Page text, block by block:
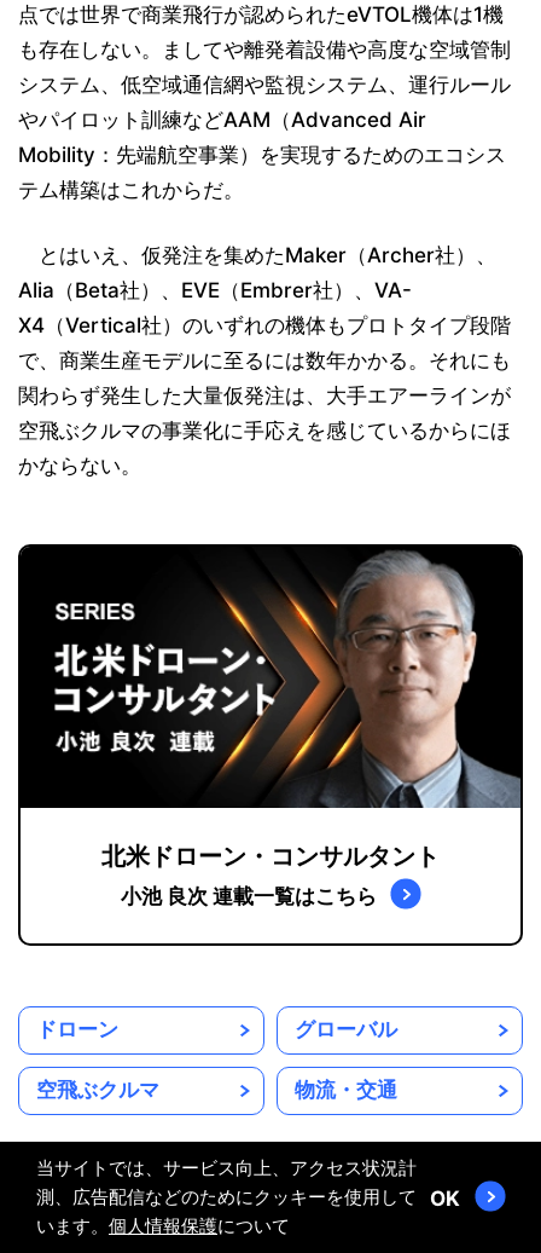
点では世界で商業飛行が認められたeVTOL機体は1機
も存在しない。ましてや離発着設備や高度な空域管制
システム、低空域通信網や監視システム、運行ルール
やパイロット訓練などAAM（Advanced Air
Mobility：先端航空事業）を実現するためのエコシス
テム構築はこれからだ。
とはいえ、仮発注を集めたMaker（Archer社）、
Alia（Beta社）、EVE（Embrer社）、VA-
X4（Vertical社）のいずれの機体もプロトタイプ段階
で、商業生産モデルに至るには数年かかる。それにも
関わらず発生した大量仮発注は、大手エアーラインが
空飛ぶクルマの事業化に手応えを感じているからにほ
かならない。
北米ドローン・コンサルタント
小池 良次 連載一覧はこちら
ドローン グローバル
空飛ぶクルマ 物流・交通
当サイトでは、サービス向上、アクセス状況計
測、広告配信などのためにクッキーを使用して
います。 個人情報保護について
OK